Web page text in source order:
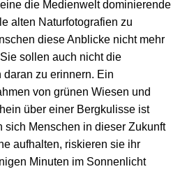
die Medienwelt dominierende
alten Naturfotografien zu
diese Anblicke nicht mehr
sollen auch nicht die
zu erinnern. Ein
von grünen Wiesen und
über einer Bergkulisse ist
sich Menschen in dieser Zukunft
aufhalten, riskieren sie ihr
Minuten im Sonnenlicht